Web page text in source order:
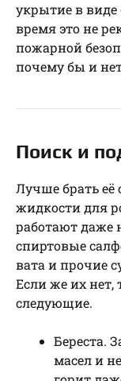
укрытие в виде
время это не
пожарной
почему бы и
Поиск и
Лучше брать её
жидкости для
работают даже
спиртовые
вата и прочие
Если же их нет,
следующие.
Береста.
масел и